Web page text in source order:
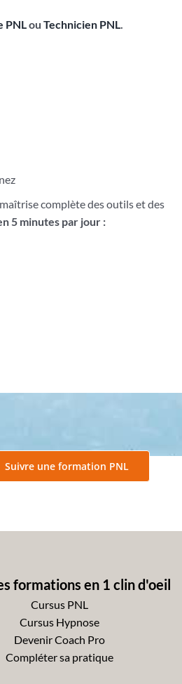
PNLouTechnicien PNL.
complète des outils et des
5 minutes par jour :
Suivre une formation PNL
formations en 1 clin d'oeil
Cursus PNL
Cursus Hypnose
Devenir Coach Pro
Compléter sa pratique